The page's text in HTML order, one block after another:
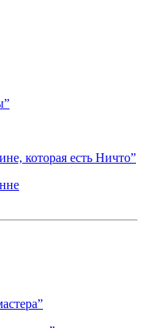
которая есть Ничто”